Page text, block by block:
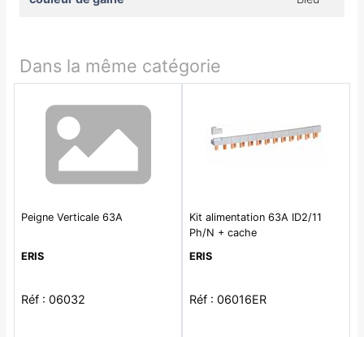
Dans la même catégorie
Peigne Verticale 63A
ERIS
Réf : 06032
Kit alimentation 63A ID2/11
Ph/N + cache
ERIS
Réf : 06016ER